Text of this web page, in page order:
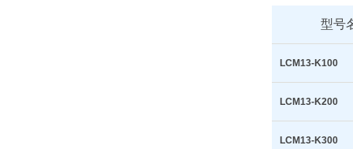
型号
LCM13-K100
LCM13-K200
LCM13-K300